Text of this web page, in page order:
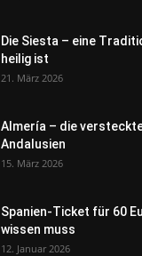
Die Siesta – eine
heilig ist
21. März 2026
Almería – die
Andalusien
15. März 2026
Spanien-Ticket für 60
wissen muss
12. Januar 2026